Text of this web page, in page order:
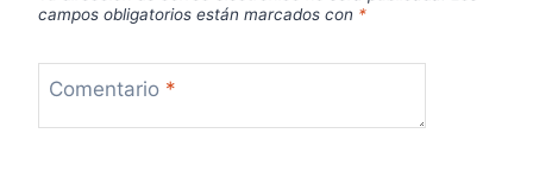
campos obligatorios están marcados con *
Comentario *